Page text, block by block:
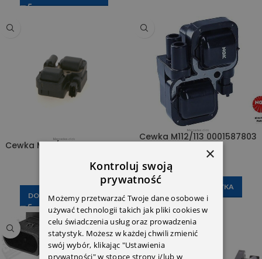
Cewka M112/113 0001587803
DODAJ DO KOSZYKA
Cewka M112/113 0001587803
Zapłon
DODAJ DO KOSZYKA
×
Kontroluj swoją
prywatność
Możemy przetwarzać Twoje dane osobowe i
używać technologii takich jak pliki cookies w
celu świadczenia usług oraz prowadzenia
statystyk. Możesz w każdej chwili zmienić
swój wybór, klikając "Ustawienia
prywatności" w stopce strony i/lub w